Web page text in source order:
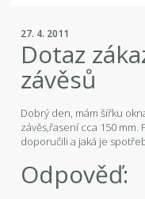
27. 4. 2011
Dotaz
závěsů
Dobrý den, mám šířku
závěs,řasení cca 150 mm.
doporučili a jaká je
Odpověď: